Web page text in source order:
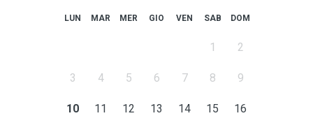
LUN MAR MER GIO VEN SAB DOM
1 2
3 4 5 6 7 8 9
10 11 12 13 14 15 16